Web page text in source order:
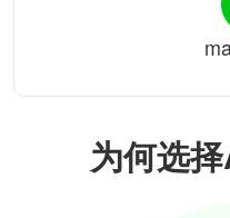
为何选